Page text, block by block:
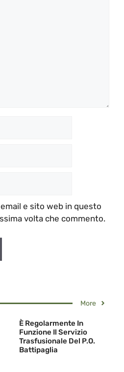
e sito web in questo
volta che commento.
More
È Regolarmente In
Funzione Il Servizio
Trasfusionale Del P.O.
Battipaglia